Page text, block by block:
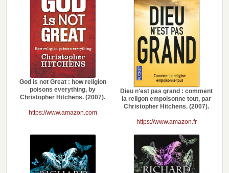
God is not Great : how religion
poisons everything, by
Christopher Hitchens. (2007).
https://www.amazon.com
Dieu n'est pas grand : comment
la religon empoisonne tout, par
Christopher Hitchens. (2007).
https://www.amazon.fr